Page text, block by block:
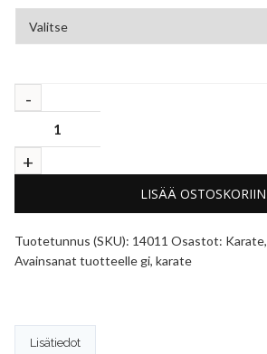
LISÄÄ OSTOSKORIIN
Tuotetunnus (SKU): 14011 Osastot: Karate,
Avainsanat tuotteelle gi, karate
Lisätiedot